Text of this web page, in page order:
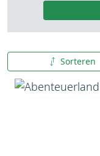
Sorteren
A tot Z